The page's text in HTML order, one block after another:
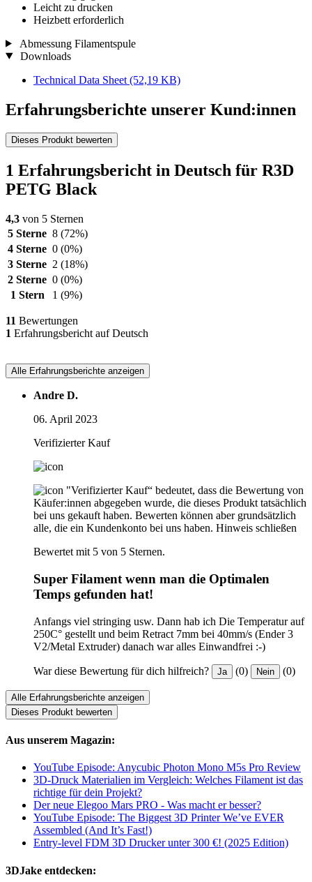
Leicht zu drucken
Heizbett erforderlich
Abmessung Filamentspule
Downloads
Technical Data Sheet (52,19 KB)
Erfahrungsberichte unserer Kund:innen
Dieses Produkt bewerten
1 Erfahrungsbericht in Deutsch für R3D
PETG Black
4,3 von 5 Sternen
5 Sterne 8 (72%)
4 Sterne 0 (0%)
3 Sterne 2 (18%)
2 Sterne 0 (0%)
1 Stern
1 (9%)
11 Bewertungen
1 Erfahrungsbericht auf Deutsch
Alle Erfahrungsberichte anzeigen
Andre D.
06. April 2023
Verifizierter Kauf
"Verifizierter Kauf“ bedeutet, dass die Bewertung von
Käufer:innen abgegeben wurde, die dieses Produkt tatsächlich
bei uns gekauft haben. Bewerten können aber grundsätzlich
alle, die ein Kundenkonto bei uns haben. Hinweis schließen
Bewertet mit 5 von 5 Sternen.
Super Filament wenn man die Optimalen
Temps gefunden hat!
Anfangs viel stringing usw. Dann hab ich Die Temperatur auf
250C° gestellt und beim Retract 7mm bei 40mm/s (Ender 3
V2/Metal Extruder) danach war alles Einwandfrei :-)
War diese Bewertung für dich hilfreich? Ja (0) Nein (0)
Alle Erfahrungsberichte anzeigen
Dieses Produkt bewerten
Aus unserem Magazin:
YouTube Episode: Anycubic Photon Mono M5s Pro Review
3D-Druck Materialien im Vergleich: Welches Filament ist das
richtige für dein Projekt?
Der neue Elegoo Mars PRO - Was macht er besser?
YouTube Episode: The Biggest 3D Printer We’ve EVER
Assembled (And It’s Fast!)
Entry-level FDM 3D Drucker unter 300 €! (2025 Edition)
3DJake entdecken: